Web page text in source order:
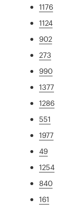
1176
1124
902
273
990
1377
1286
551
1977
49
1254
840
161